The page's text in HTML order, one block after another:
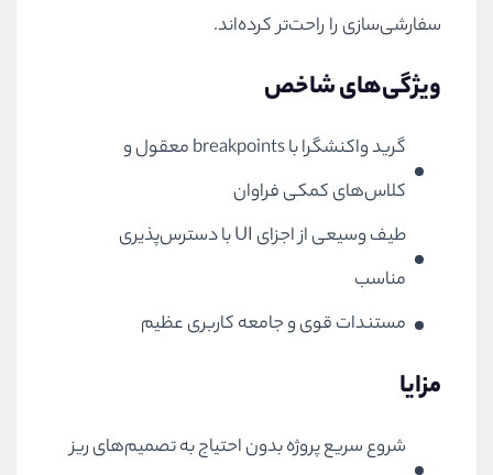
سفارشی‌سازی را راحت‌تر کرده‌اند.
ویژگی‌های شاخص
گرید واکنشگرا با breakpoints معقول و
کلاس‌های کمکی فراوان
طیف وسیعی از اجزای UI با دسترس‌پذیری
مناسب
مستندات قوی و جامعه کاربری عظیم
مزایا
شروع سریع پروژه بدون احتیاج به تصمیم‌های ریز